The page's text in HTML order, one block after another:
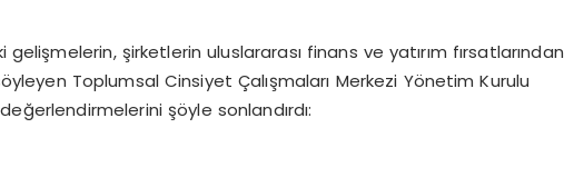
şirketlerin uluslararası finans ve yatırım fırsatlarından
Toplumsal Cinsiyet Çalışmaları Merkezi Yönetim Kurulu
şöyle sonlandırdı: